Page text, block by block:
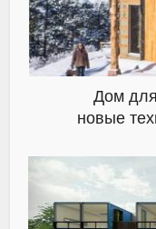
Дом
новые